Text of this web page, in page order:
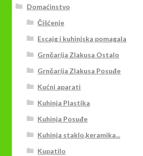
Domaćinstvo
Čišćenje
Escajg i kuhinjska pomagala
Grnčarija Zlakusa Ostalo
Grnčarija Zlakusa Posuđe
Kućni aparati
Kuhinja Plastika
Kuhinja Posuđe
Kuhinja staklo,keramika...
Kupatilo